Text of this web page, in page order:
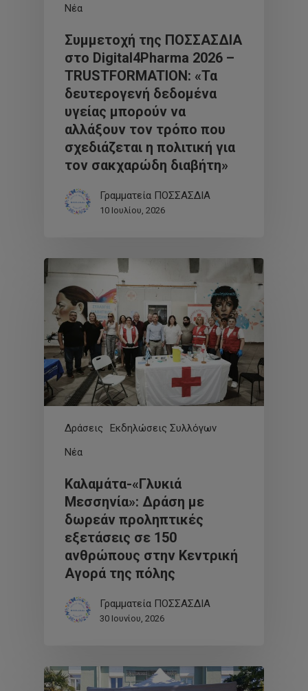
Νέα
Συμμετοχή της ΠΟΣΣΑΣΔΙΑ
στο Digital4Pharma 2026 –
TRUSTFORMATION: «Τα
δευτερογενή δεδομένα
υγείας μπορούν να
αλλάξουν τον τρόπο που
σχεδιάζεται η πολιτική για
τον σακχαρώδη διαβήτη»
Γραμματεία ΠΟΣΣΑΣΔΙΑ
10 Ιουλίου, 2026
Δράσεις
Εκδηλώσεις Συλλόγων
Νέα
Καλαμάτα-«Γλυκιά
Μεσσηνία»: Δράση με
δωρεάν προληπτικές
εξετάσεις σε 150
ανθρώπους στην Κεντρική
Αγορά της πόλης
Γραμματεία ΠΟΣΣΑΣΔΙΑ
30 Ιουνίου, 2026